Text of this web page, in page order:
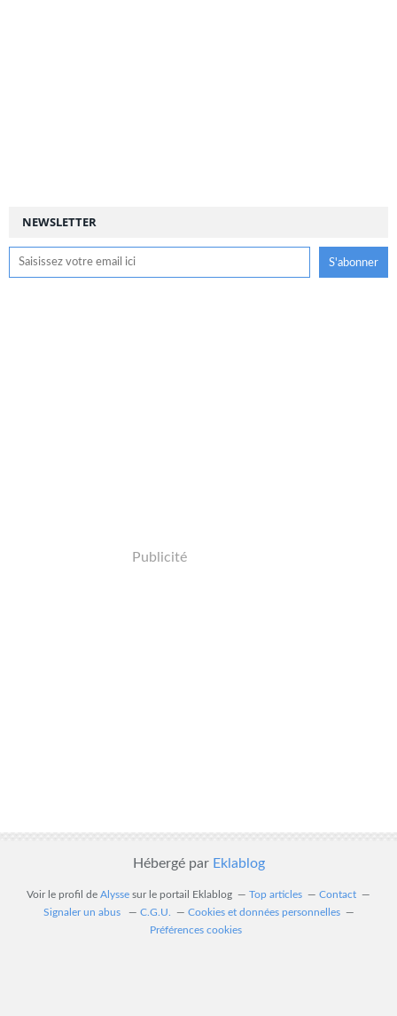
NEWSLETTER
Publicité
Hébergé par Eklablog
Voir le profil de Alysse sur le portail Eklablog Top articles
Contact
Signaler un abus
C.G.U.
Cookies et données personnelles
Préférences cookies